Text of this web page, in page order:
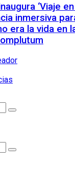
‘Viaje
inmersiva
era la vida en